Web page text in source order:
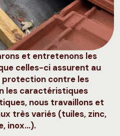
et entretenons les
celles-ci assurent au
protection contre les
les caractéristiques
nous travaillons et
très variés (tuiles, zinc,
inox…).